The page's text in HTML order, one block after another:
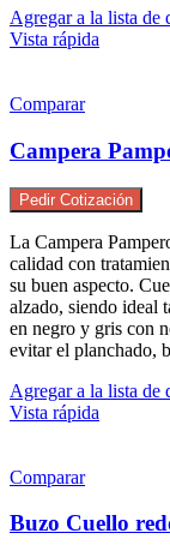
Agregar a la lista de
Vista rápida
Comparar
Campera
Pedir Cotización
La Campera
calidad con
su buen aspecto.
alzado, siendo ideal
en negro y gris con
evitar el planchado,
Agregar a la lista de
Vista rápida
Comparar
Buzo Cuello